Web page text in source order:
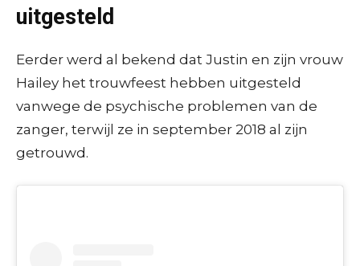
uitgesteld
Eerder werd al bekend dat Justin en zijn vrouw
Hailey het trouwfeest hebben uitgesteld
vanwege de psychische problemen van de
zanger, terwijl ze in september 2018 al zijn
getrouwd.